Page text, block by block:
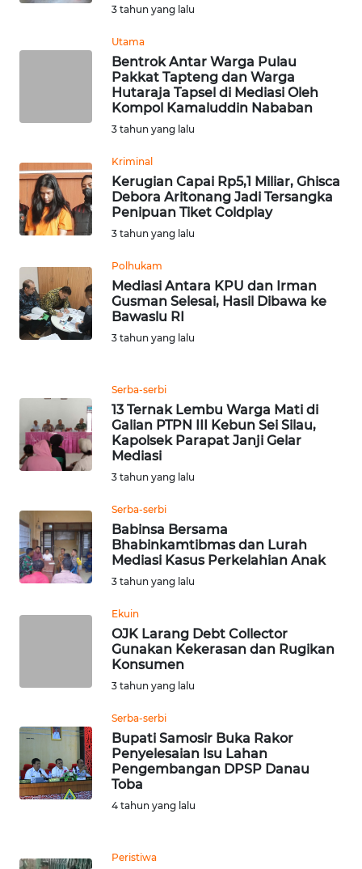
3 tahun yang lalu
Utama
Bentrok Antar Warga Pulau
Pakkat Tapteng dan Warga
Hutaraja Tapsel di Mediasi Oleh
Kompol Kamaluddin Nababan
3 tahun yang lalu
Kriminal
Kerugian Capai Rp5,1 Miliar, Ghisca
Debora Aritonang Jadi Tersangka
Penipuan Tiket Coldplay
3 tahun yang lalu
Polhukam
Mediasi Antara KPU dan Irman
Gusman Selesai, Hasil Dibawa ke
Bawaslu RI
3 tahun yang lalu
Serba-serbi
13 Ternak Lembu Warga Mati di
Galian PTPN III Kebun Sei Silau,
Kapolsek Parapat Janji Gelar
Mediasi
3 tahun yang lalu
Serba-serbi
Babinsa Bersama
Bhabinkamtibmas dan Lurah
Mediasi Kasus Perkelahian Anak
3 tahun yang lalu
Ekuin
OJK Larang Debt Collector
Gunakan Kekerasan dan Rugikan
Konsumen
3 tahun yang lalu
Serba-serbi
Bupati Samosir Buka Rakor
Penyelesaian Isu Lahan
Pengembangan DPSP Danau
Toba
4 tahun yang lalu
Peristiwa
WN
TAPANULI
TENGAH
WN DELI
SERDANG
WN
PAKPAK
WN
WN
BEKASI
WN
TAPANULI
UTARA
WN
SAMOSIR
PADANG